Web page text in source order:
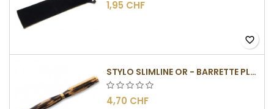
1,95 CHF
favorite_border
STYLO SLIMLINE OR - BARRETTE PLATE
4,70 CHF